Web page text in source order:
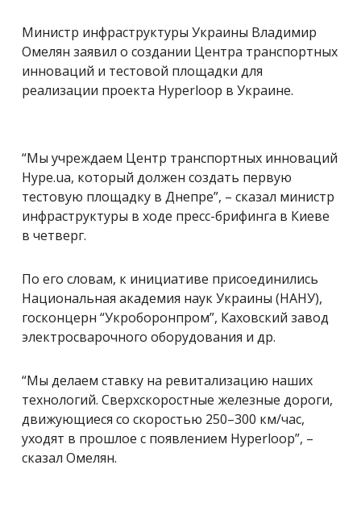
Министр инфраструктуры Украины Владимир
Омелян заявил о создании Центра транспортных
инноваций и тестовой площадки для
реализации проекта Hyperloop в Украине.
“Мы учреждаем Центр транспортных инноваций
Hype.ua, который должен создать первую
тестовую площадку в Днепре”, – сказал министр
инфраструктуры в ходе пресс-брифинга в Киеве
в четверг.
По его словам, к инициативе присоединились
Национальная академия наук Украины (НАНУ),
госконцерн “Укроборонпром”, Каховский завод
электросварочного оборудования и др.
“Мы делаем ставку на ревитализацию наших
технологий. Сверхскоростные железные дороги,
движующиеся со скоростью 250–300 км/час,
уходят в прошлое с появлением Hyperloop”, –
сказал Омелян.